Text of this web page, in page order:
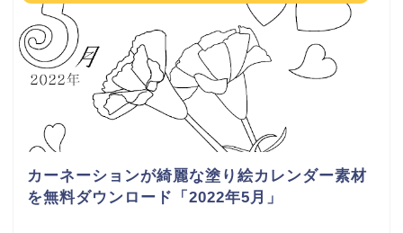
カーネーションが綺麗な塗り絵カレンダー素材
を無料ダウンロード「2022年5月」